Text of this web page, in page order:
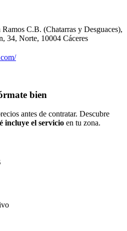
C.B. (Chatarras y Desguaces),
34, Norte, 10004 Cáceres
bien
antes de contratar. Descubre
incluye el servicio en tu zona.